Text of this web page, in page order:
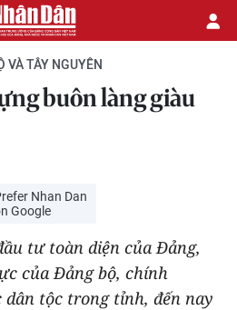
VÀ TÂY NGUYÊN
buôn làng giàu
Nhan Dan
Google
tư toàn diện của Đảng,
của Đảng bộ, chính
dân tộc trong tỉnh, đến nay